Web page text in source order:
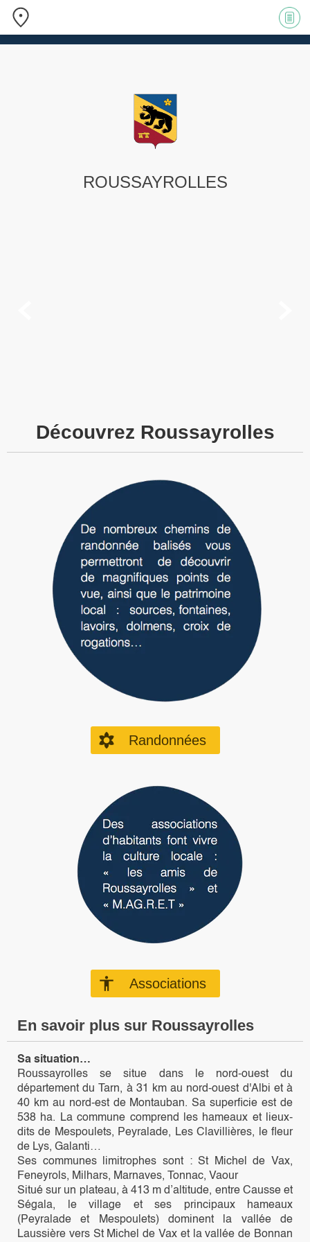
ROUSSAYROLLES
Découvrez Roussayrolles
filter_vintage Randonnées
accessibility Associations
En savoir plus sur Roussayrolles
Sa situation…
Roussayrolles se situe dans le nord-ouest du
département du Tarn, à 31 km au nord-ouest d'Albi et à
40 km au nord-est de Montauban. Sa superficie est de
538 ha. La commune comprend les hameaux et lieux-
dits de Mespoulets, Peyralade, Les Clavillières, le fleur
de Lys, Galanti…
Ses communes limitrophes sont : St Michel de Vax,
Feneyrols, Milhars, Marnaves, Tonnac, Vaour
Situé sur un plateau, à 413 m d’altitude, entre Causse et
Ségala, le village et ses principaux hameaux
(Peyralade et Mespoulets) dominent la vallée de
Laussière vers St Michel de Vax et la vallée de Bonnan